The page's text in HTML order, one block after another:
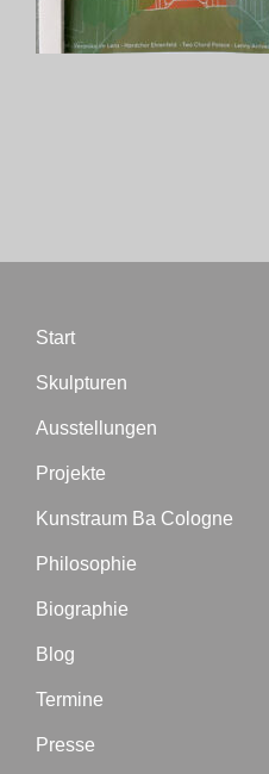
Termine
Start
Skulpturen
Ausstellungen
Projekte
Kunstraum Ba Cologne
Philosophie
Biographie
Blog
Termine
Presse